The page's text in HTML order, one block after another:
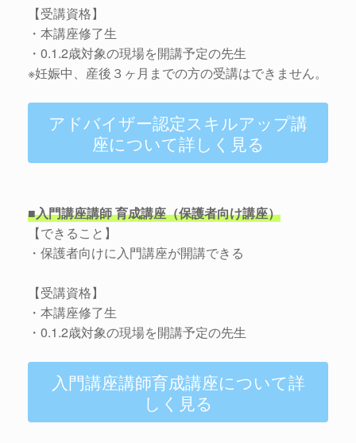
【受講資格】
・本講座修了生
・0.1.2歳対象の現場を開講予定の先生
※妊娠中、産後３ヶ月までの方の受講はできません。
アドバイザー認定スキルアップ講
座について詳しく見る
■入門講座講師 育成講座（保護者向け講座）
【できること】
・保護者向けに入門講座が開講できる
【受講資格】
・本講座修了生
・0.1.2歳対象の現場を開講予定の先生
入門講座講師育成講座について詳
しく見る